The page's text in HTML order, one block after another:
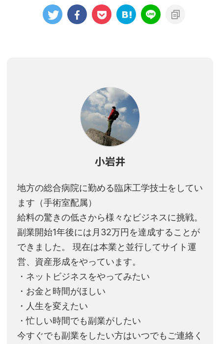
小岩井
地方の総合病院に勤める臨床工学技士をしてい
ます（手術室配属）
給料の驚きの低さから様々なビジネスに挑戦。
副業開始1年後には月32万円を達成することが
できました。 現在は本業と並行してサイト運
営、資産形成をやっています。
・ネットビジネスをやってみたい
・お金と時間がほしい
・人生を変えたい
・忙しい時間でも副業がしたい
今すぐでも副業をしたい方はいつでもご連絡く